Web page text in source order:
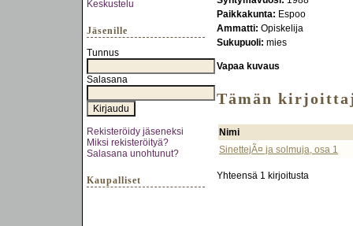
Keskustelu
Jäsenille
Tunnus
Salasana
Rekisteröidy jäseneksi
Miksi rekisteröityä?
Salasana unohtunut?
Kaupalliset
Paikkakunta: Espoo
Ammatti: Opiskelija
Sukupuoli: mies
Vapaa kuvaus
Tämän
Nimi
SinettejÃ¤ ja solmuja, osa 1
Yhteensä 1 kirjoitusta